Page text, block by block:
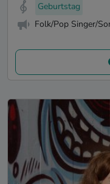
Geburtstag
Folk/Pop Singer/